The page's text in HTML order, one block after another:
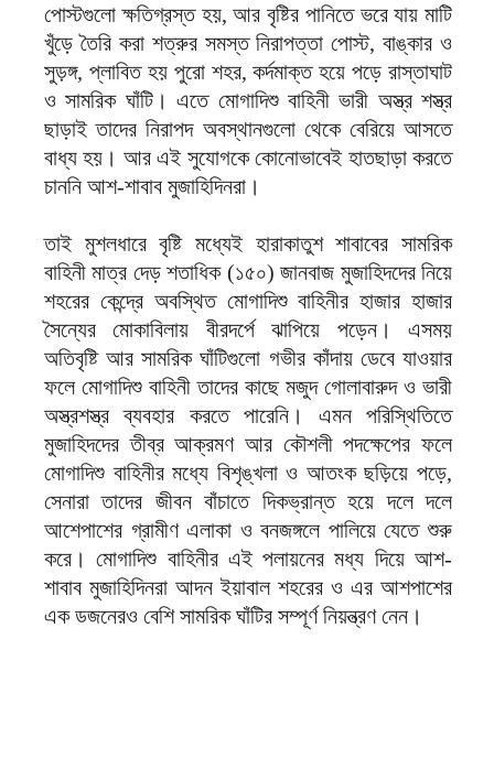
পোস্টগুলো ক্ষতিগ্রস্ত হয়, আর বৃষ্টির পানিতে ভরে যায় মাটি
খুঁড়ে তৈরি করা শত্রুর সমস্ত নিরাপত্তা পোস্ট, বাঙ্কার ও
সুড়ঙ্গ, প্লাবিত হয় পুরো শহর, কর্দমাক্ত হয়ে পড়ে রাস্তাঘাট
ও সামরিক ঘাঁটি। এতে মোগাদিশু বাহিনী ভারী অস্ত্র শস্ত্র
ছাড়াই তাদের নিরাপদ অবস্থানগুলো থেকে বেরিয়ে আসতে
বাধ্য হয়। আর এই সুযোগকে কোনোভাবেই হাতছাড়া করতে
চাননি আশ-শাবাব মুজাহিদিনরা।
তাই মুশলধারে বৃষ্টি মধ্যেই হারাকাতুশ শাবাবের সামরিক
বাহিনী মাত্র দেড় শতাধিক (১৫০) জানবাজ মুজাহিদদের নিয়ে
শহরের কেন্দ্রে অবস্থিত মোগাদিশু বাহিনীর হাজার হাজার
সৈন্যের মোকাবিলায় বীরদর্পে ঝাপিয়ে পড়েন। এসময়
অতিবৃষ্টি আর সামরিক ঘাঁটিগুলো গভীর কাঁদায় ডেবে যাওয়ার
ফলে মোগাদিশু বাহিনী তাদের কাছে মজুদ গোলাবারুদ ও ভারী
অস্ত্রশস্ত্র ব্যবহার করতে পারেনি। এমন পরিস্থিতিতে
মুজাহিদদের তীব্র আক্রমণ আর কৌশলী পদক্ষেপের ফলে
মোগাদিশু বাহিনীর মধ্যে বিশৃঙ্খলা ও আতংক ছড়িয়ে পড়ে,
সেনারা তাদের জীবন বাঁচাতে দিকভ্রান্ত হয়ে দলে দলে
আশেপাশের গ্রামীণ এলাকা ও বনজঙ্গলে পালিয়ে যেতে শুরু
করে। মোগাদিশু বাহিনীর এই পলায়নের মধ্য দিয়ে আশ-
শাবাব মুজাহিদিনরা আদন ইয়াবাল শহরের ও এর আশপাশের
এক ডজনেরও বেশি সামরিক ঘাঁটির সম্পূর্ণ নিয়ন্ত্রণ নেন।